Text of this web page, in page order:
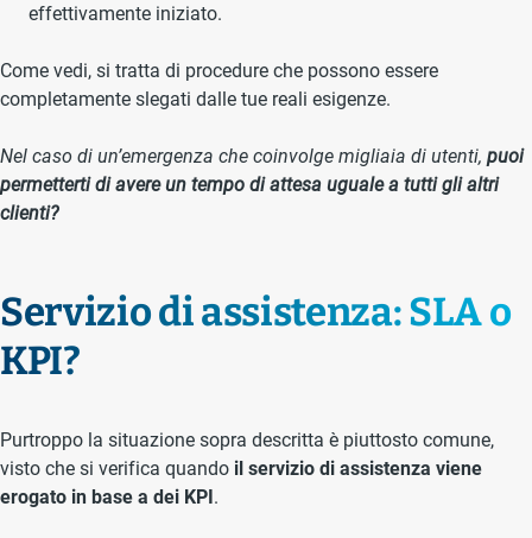
effettivamente iniziato.
Come vedi, si tratta di procedure che possono essere
completamente slegati dalle tue reali esigenze.
Nel caso di un’emergenza che coinvolge migliaia di utenti, puoi
permetterti di avere un tempo di attesa uguale a tutti gli altri
clienti?
Servizio di assistenza: SLA o
KPI?
Purtroppo la situazione sopra descritta è piuttosto comune,
visto che si verifica quando il servizio di assistenza viene
erogato in base a dei KPI.